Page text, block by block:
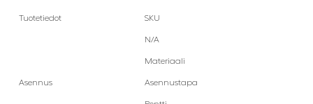
Tuotetiedot SKU
N/A
Materiaali
Asennus Asennustapa